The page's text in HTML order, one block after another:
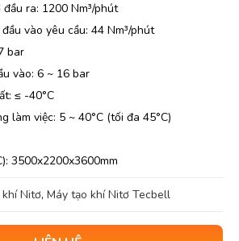
ra: 1200 Nm³/phút
vào yêu cầu: 44 Nm³/phút
bar
vào: 6 ~ 16 bar
≤ -40°C
làm việc: 5 ~ 40°C (tối đa 45°C)
3500x2200x3600mm
Nitơ, Máy tạo khí Nitơ Tecbell